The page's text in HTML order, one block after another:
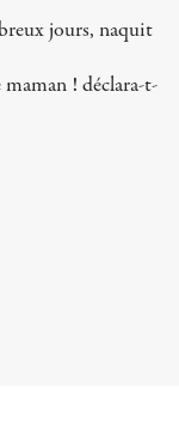
jours, naquit
! déclara-t-